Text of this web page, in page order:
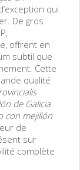
qui
De gros
offrent en
subtil que
Cette
qualité
de Galicia
con mejillón
de
sur
complète